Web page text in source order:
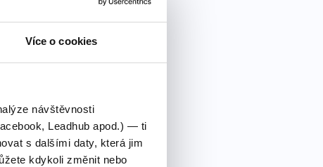
Více o cookies
návštěvnosti
Leadhub apod.) — ti
s dalšími daty, která jim
kdykoli změnit nebo